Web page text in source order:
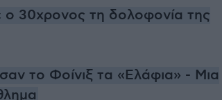
30χρονος τη δολοφονία της
το Φοίνιξ τα «Ελάφια» - Μια